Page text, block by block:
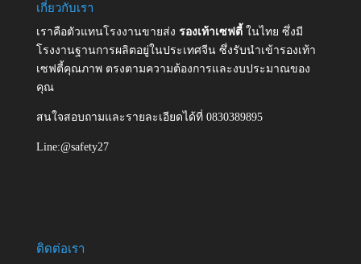
เกี่ยวกับเรา
เราคือตัวแทนโรงงานขายส่ง รองเท้าเซฟตี้ ในไทย ซึ่งมี
โรงงานฐานการผลิตอยู่ในประเทศจีน ซึ่งรับนำเข้ารองเท้า
เซฟตี้คุณภาพ ตรงตามความต้องการและงบประมาณของ
คุณ
สนใจสอบถามและรายละเอียดได้ที่ 0830389895
Line:@safety27
ติดต่อเรา